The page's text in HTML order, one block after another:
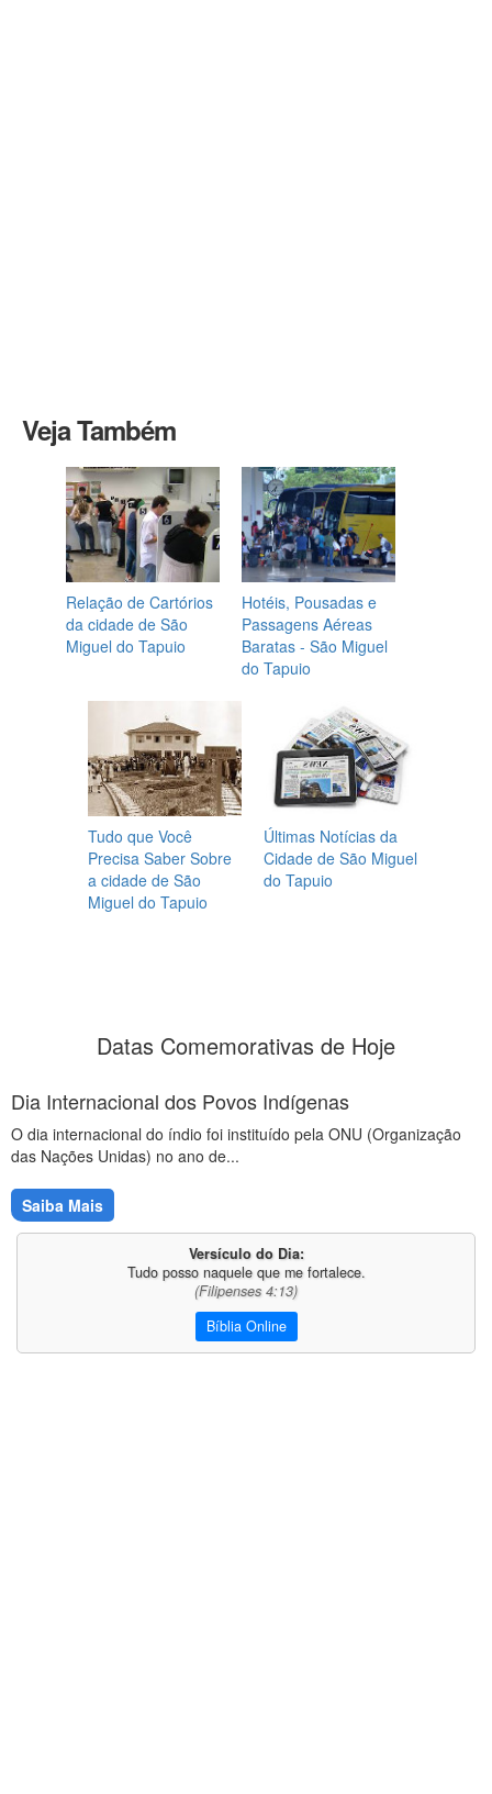
Veja Também
Relação de Cartórios
da cidade de São
Miguel do Tapuio
Hotéis, Pousadas e
Passagens Aéreas
Baratas - São Miguel
do Tapuio
Tudo que Você
Precisa Saber Sobre
a cidade de São
Miguel do Tapuio
Últimas Notícias da
Cidade de São Miguel
do Tapuio
Datas Comemorativas de Hoje
Dia Internacional dos Povos Indígenas
O dia internacional do índio foi instituído pela ONU (Organização
das Nações Unidas) no ano de...
Saiba Mais
Versículo do Dia:
Tudo posso naquele que me fortalece.
(Filipenses 4:13)
Bíblia Online